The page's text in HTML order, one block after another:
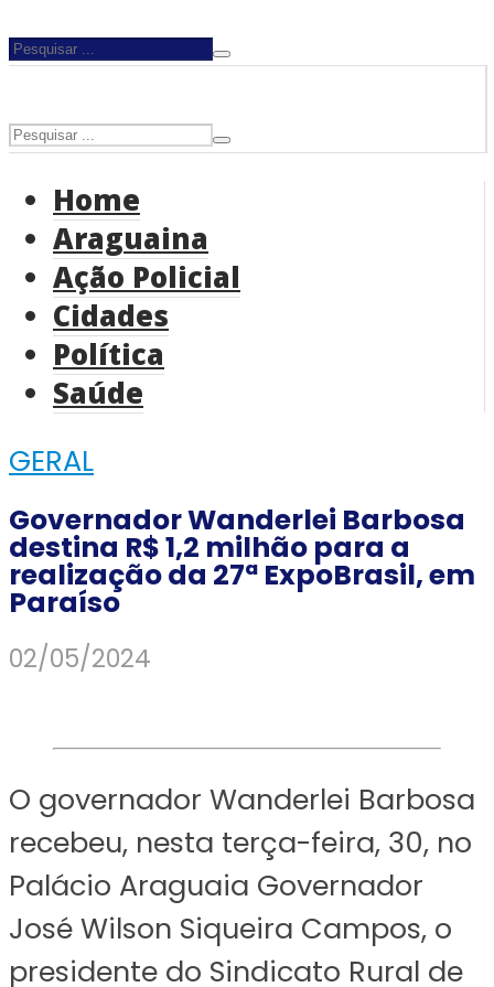
Home
Araguaina
Ação Policial
Cidades
Política
Saúde
GERAL
Governador Wanderlei Barbosa
destina R$ 1,2 milhão para a
realização da 27ª ExpoBrasil, em
Paraíso
02/05/2024
O governador Wanderlei Barbosa
recebeu, nesta terça-feira, 30, no
Palácio Araguaia Governador
José Wilson Siqueira Campos, o
presidente do Sindicato Rural de